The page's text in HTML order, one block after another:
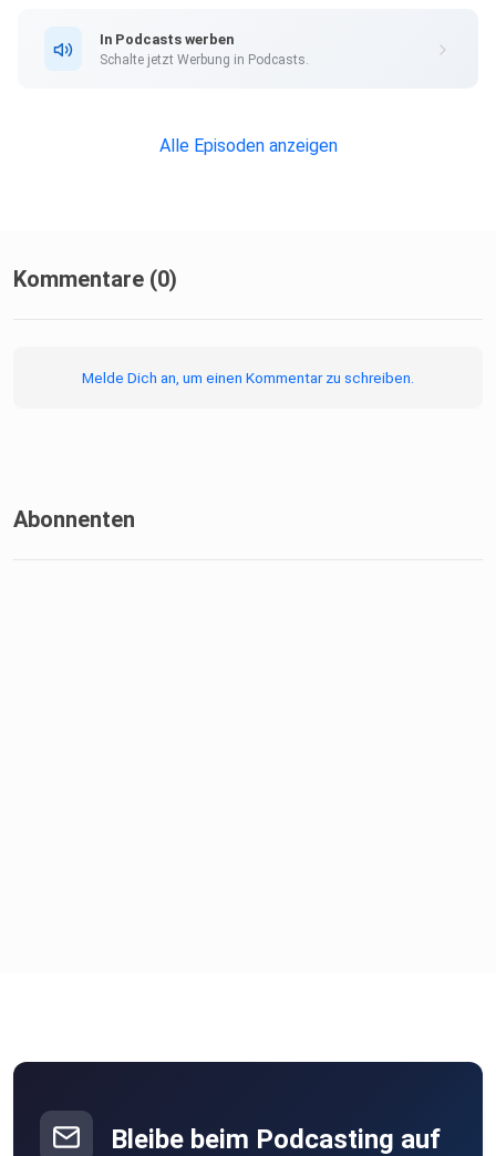
In Podcasts werben
Schalte jetzt Werbung in Podcasts.
Alle Episoden anzeigen
Kommentare (0)
Melde Dich an, um einen Kommentar zu schreiben.
Abonnenten
Bleibe beim Podcasting auf